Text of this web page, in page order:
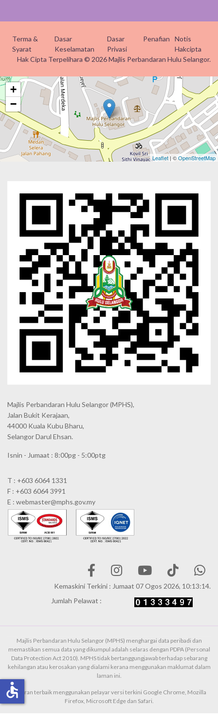
Terma &
Syarat
Dasar
Keselamatan
Dasar
Privasi
Penafian
Notis
Hakcipta
Hak Cipta Terpelihara © 2026 Majlis Perbandaran Hulu Selangor.
+
−
Leaflet | ©OpenStreetMap
Majlis Perbandaran Hulu Selangor (MPHS),
Jalan Bukit Kerajaan,
44000 Kuala Kubu Bharu,
Selangor Darul Ehsan.
Isnin - Jumaat : 8:00pg - 5:00ptg
T : +603 6064 1331
F : +603 6064 3991
E : webmaster@mphs.gov.my
Kemaskini Terkini : Jumaat 07 Ogos 2026, 10:13:14.
Jumlah Pelawat :
Majlis Perbandaran Hulu Selangor (MPHS) menghargai data peribadi dan
memastikan semua data yang dikumpul adalah selaras dengan PDPA (Personal
Data Protection Act 2010). MPHS tidak bertanggungjawab terhadap sebarang
kehilangan atau kerosakan yang dialami kerana menggunakan maklumat dalam
laman ini.
Paparan terbaik menggunakan pelayar versi terkini Google Chrome, Mozilla
Firefox, Microsoft Edge dan Safari.
accessible